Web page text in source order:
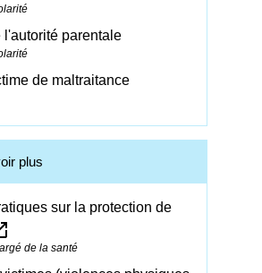
l'autorité parentale
de maltraitance
plus
sur la protection de
de la santé